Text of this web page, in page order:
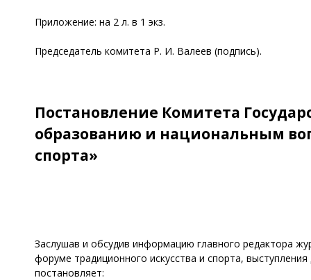
Приложение: на 2 л. в 1 экз.
Председатель комитета Р. И. Валеев (подпись).
Постановление Комитета
образованию и национальным
спорта»
Заслушав и обсудив информацию главного редактора
форуме традиционного искусства и спорта,
постановляет: